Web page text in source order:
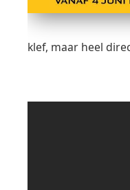
klef, maar heel